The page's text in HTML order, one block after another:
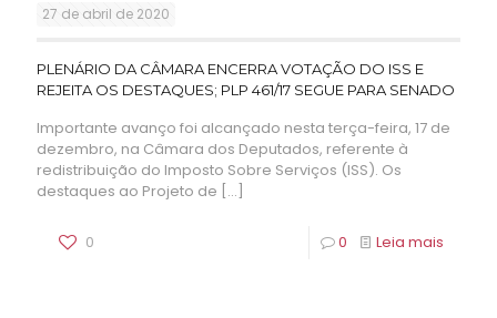
27 de abril de 2020
PLENÁRIO DA CÂMARA ENCERRA VOTAÇÃO DO ISS E
REJEITA OS DESTAQUES; PLP 461/17 SEGUE PARA SENADO
Importante avanço foi alcançado nesta terça-feira, 17 de
dezembro, na Câmara dos Deputados, referente à
redistribuição do Imposto Sobre Serviços (ISS). Os
destaques ao Projeto de […]
0 0 Leia mais